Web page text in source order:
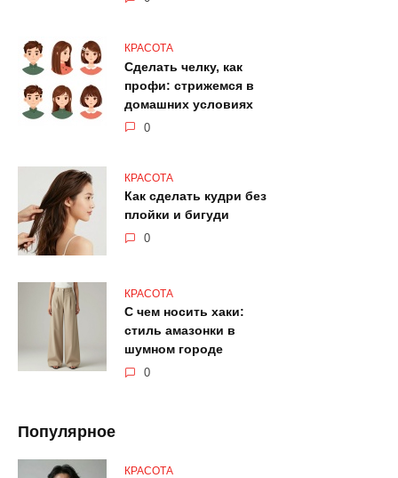
КРАСОТА
Сделать челку, как
профи: стрижемся в
домашних условиях
0
КРАСОТА
Как сделать кудри без
плойки и бигуди
0
КРАСОТА
С чем носить хаки:
стиль амазонки в
шумном городе
0
Популярное
КРАСОТА